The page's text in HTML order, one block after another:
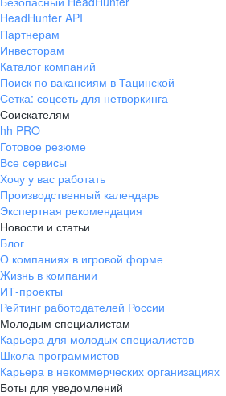
HeadHunter API
Партнерам
Инвесторам
Каталог компаний
Поиск по вакансиям в Тацинской
Сетка: соцсеть для нетворкинга
Соискателям
hh PRO
Готовое резюме
Все сервисы
Хочу у вас работать
Производственный календарь
Экспертная рекомендация
Новости и статьи
Блог
О компаниях в игровой форме
Жизнь в компании
ИТ-проекты
Рейтинг работодателей России
Молодым специалистам
Карьера для молодых специалистов
Школа программистов
Карьера в некоммерческих организациях
Боты для уведомлений